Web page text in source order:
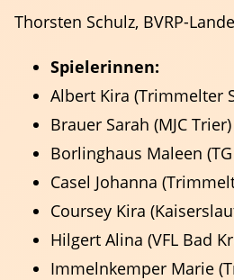
Schiedsrichter
Thorsten Schulz, BVRP-
Spielerinnen:
Albert Kira (Trimmelter
Brauer Sarah (MJC Trier)
Borlinghaus Maleen
Casel Johanna
Coursey Kira
Hilgert Alina (VFL Bad
Immelnkemper Marie